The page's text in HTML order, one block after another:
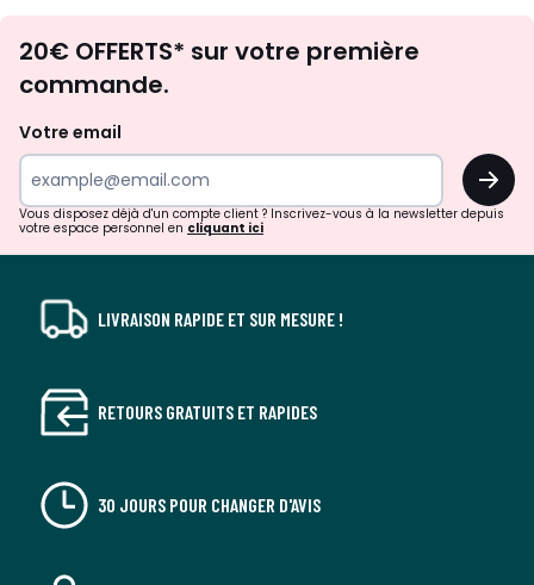
d'inspirations
surprises?
20€ OFFERTS* sur votre première
commande.
Votre email
OK
Vous disposez déjà d'un compte client ? Inscrivez-vous à la newsletter depuis
votre espace personnel en cliquant ici
LIVRAISON RAPIDE ET SUR MESURE !
RETOURS GRATUITS ET RAPIDES
30 JOURS POUR CHANGER D'AVIS